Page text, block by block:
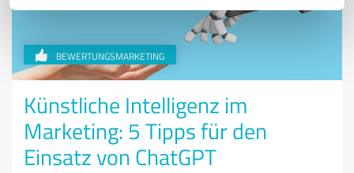
BEWERTUNGSMARKETING
Künstliche Intelligenz im
Marketing: 5 Tipps für den
Einsatz von ChatGPT